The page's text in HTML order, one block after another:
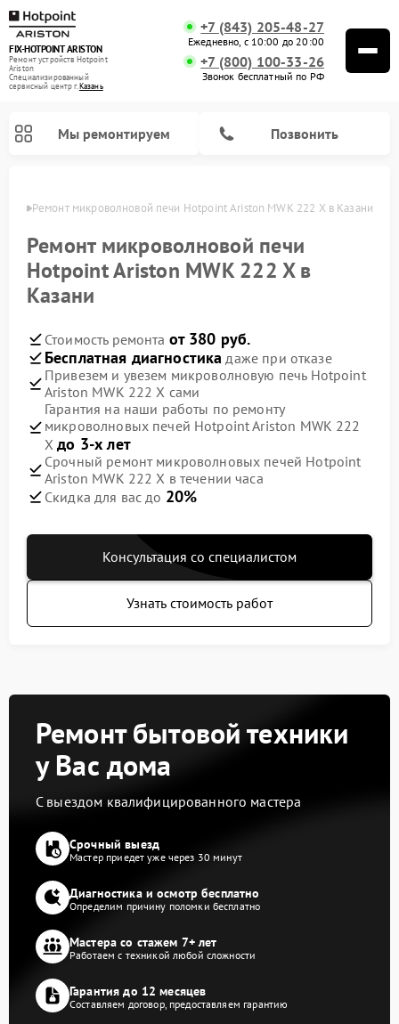
FIX-HOTPOINT ARISTON
Ремонт устройств Hotpoint
Ariston
Специализированный
cервисный центр г.Казань
+7 (843) 205-48-27
Ежедневно, с 10:00 до 20:00
+7 (800) 100-33-26
Звонок бесплатный по РФ
Мы ремонтируем Позвонить
Ремонт микроволновой печи Hotpoint Ariston MWK 222 X в Казани
Ремонт микроволновой печи
Hotpoint Ariston MWK 222 X в
Казани
Стоимость ремонта от 380 руб.
Бесплатная диагностика даже при отказе
Привезем и увезем микроволновую печь Hotpoint
Ariston MWK 222 X сами
Гарантия на наши работы по ремонту
микроволновых печей Hotpoint Ariston MWK 222
Xдо 3-х лет
Срочный ремонт микроволновых печей Hotpoint
Ariston MWK 222 X в течении часа
Скидка для вас до 20%
Консультация со специалистом
Узнать стоимость работ
Ремонт бытовой техники
у Вас дома
С выездом квалифицированного мастера
Срочный выезд
Мастер приедет уже через 30 минут
Диагностика и осмотр бесплатно
Определим причину поломки бесплатно
Мастера со стажем 7+ лет
Работаем с техникой любой сложности
Гарантия до 12 месяцев
Составляем договор, предоставляем гарантию